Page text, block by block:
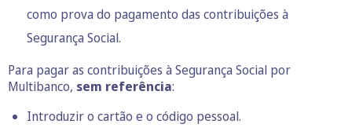
como prova do pagamento das contribuições à
Segurança Social.
Para pagar as contribuições à Segurança Social por
Multibanco, sem referência:
Introduzir o cartão e o código pessoal.